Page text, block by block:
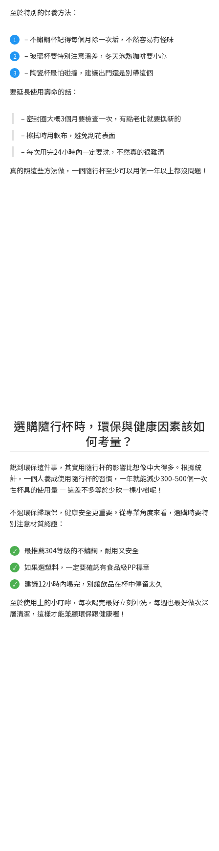
至於特別的保養方法：
– 不鏽鋼杯記得每個月除一次垢，不然容易有怪味
– 玻璃杯要特別注意溫差，冬天泡熱咖啡要小心
– 陶瓷杯最怕碰撞，建議出門還是別帶這個
要延長使用壽命的話：
– 密封圈大概3個月要檢查一次，有點老化就要換新的
– 擦拭時用軟布，避免刮花表面
– 每次用完24小時內一定要洗，不然真的很難清
真的照這些方法做，一個隨行杯至少可以用個一年以上都沒問題！
選購隨行杯時，環保與健康因素該如
何考量？
說到環保這件事，其實用隨行杯的影響比想像中大得多。根據統
計，一個人養成使用隨行杯的習慣，一年就能減少300-500個一次
性杯具的使用量 — 這差不多等於少砍一棵小樹呢！
不過環保歸環保，健康安全更重要。從專業角度來看，選購時要特
別注意材質認證：
最推薦304等級的不鏽鋼，耐用又安全
如果選塑料，一定要確認有食品級PP標章
建議12小時內喝完，別讓飲品在杯中停留太久
至於使用上的小叮嚀，每次喝完最好立刻沖洗，每週也最好做次深
層清潔，這樣才能兼顧環保跟健康喔！